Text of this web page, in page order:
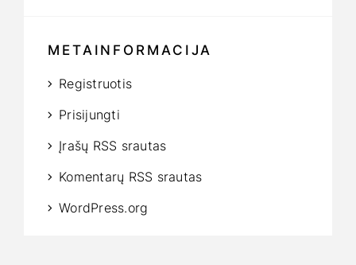
METAINFORMACIJA
Registruotis
Prisijungti
Įrašų RSS srautas
Komentarų RSS srautas
WordPress.org